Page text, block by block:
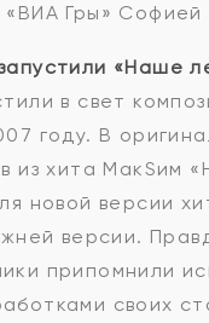
Гры» Софией
«Наше
в свет
году. В
из хита МакSим
новой версии
версии.
припомнили
своих